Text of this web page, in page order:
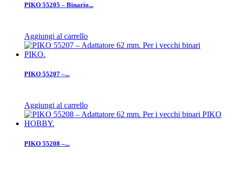
PIKO 55205 – Binario...
Aggiungi al carrello
PIKO 55207 –...
Aggiungi al carrello
PIKO 55208 –...